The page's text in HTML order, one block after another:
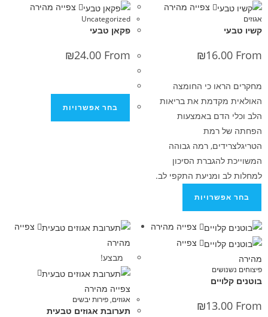
צפייה מהירה
₪
כי החומצה
את בריאות
הדם באמצעות
רמת
רמה גבוהה
להגברת הסיכון
ומניעת התקפי לב.
צפייה מהירה
Uncategorized
פקאן טבעי
₪24.00
בחר אפשרויות
צפייה מהירה
צפייה
₪
צפייה
מבצע!
צפייה מהירה
פירות יבשים
תערובת אגוזים טבעית